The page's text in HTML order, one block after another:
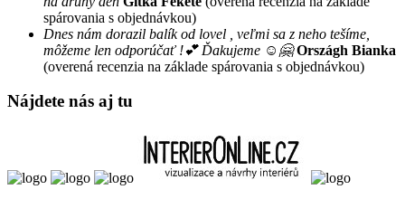
spárovania s objednávkou)
Dnes nám dorazil balík od lovel , veľmi sa z neho tešíme,
môžeme len odporúčať !💕 Ďakujeme ☺️🤗 Országh Bianka
(overená recenzia na základe spárovania s objednávkou)
Nájdete nás aj tu